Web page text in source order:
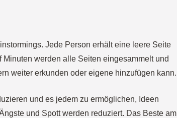
Jede Person erhält eine leere Seite
werden alle Seiten eingesammelt und
weiter erkunden oder eigene hinzufügen kann.
und es jedem zu ermöglichen, Ideen
und Spott werden reduziert. Das Beste am